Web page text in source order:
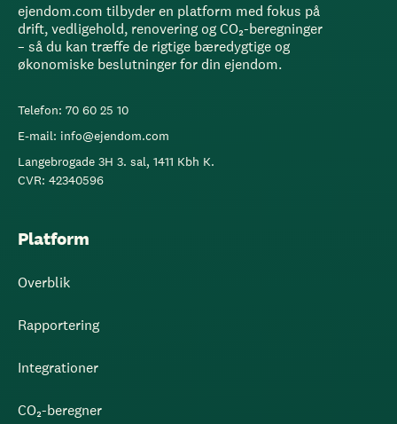
ejendom.com tilbyder en platform med fokus på
drift, vedligehold, renovering og CO₂-beregninger
– så du kan træffe de rigtige bæredygtige og
økonomiske beslutninger for din ejendom.
Telefon: 70 60 25 10
E-mail: info@ejendom.com
Langebrogade 3H 3. sal, 1411 Kbh K.
CVR: 42340596
Platform
Overblik
Rapportering
Integrationer
CO₂-beregner